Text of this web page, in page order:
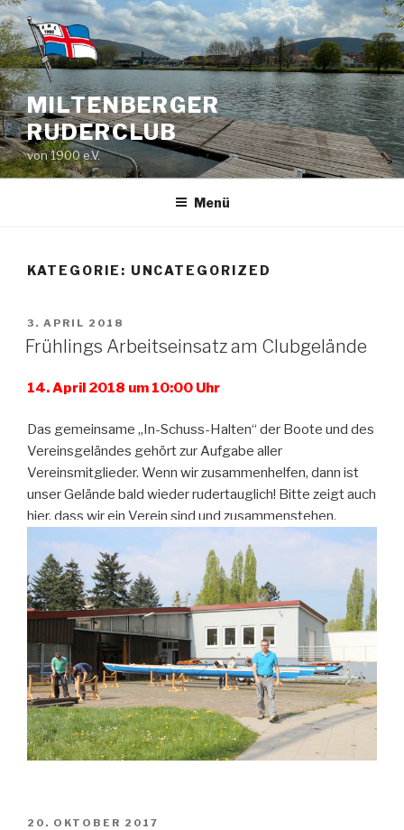
Zum
Inhalt
springen
MILTENBERGER
RUDERCLUB
von 1900 e.V.
Menü
KATEGORIE: UNCATEGORIZED
VERÖFFENTLICHT
AM
3. APRIL 2018
Frühlings Arbeitseinsatz am Clubgelände
14. April 2018 um 10:00 Uhr
Das gemeinsame „In-Schuss-Halten“ der Boote und des
Vereinsgeländes gehört zur Aufgabe aller
Vereinsmitglieder. Wenn wir zusammenhelfen, dann ist
unser Gelände bald wieder rudertauglich! Bitte zeigt auch
hier, dass wir ein Verein sind und zusammenstehen.
VERÖFFENTLICHT
20. OKTOBER 2017